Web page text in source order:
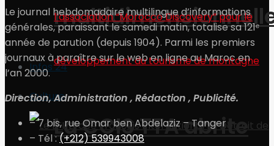
Infos 24
Culture
La CCIS TTA abrite
Le journal hebdomadaire multilingue d’informations
générales, paraissant le samedi matin, totalise sa 121ᵉ
année de parution (depuis 1904). Parmi les premiers
journaux à paraître sur le web en ligne au Maroc en
l’an 2000.
Direction, Administration , Rédaction , Publicité.
– 7 bis, rue Omar ben Abdelaziz – Tanger
– Tél : (+212) 539943008